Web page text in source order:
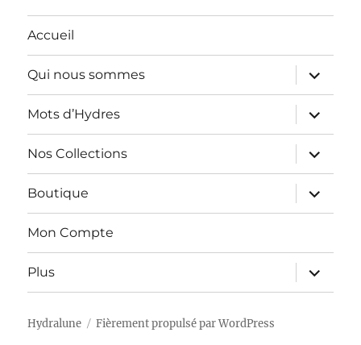
Accueil
Qui nous sommes
ouvrir
le
sous-
menu
Mots d’Hydres
ouvrir
le
sous-
menu
Nos Collections
ouvrir
le
sous-
menu
Boutique
ouvrir
le
sous-
Mon Compte
Plus
ouvrir
le
sous-
Hydralune Fièrement propulsé par WordPress